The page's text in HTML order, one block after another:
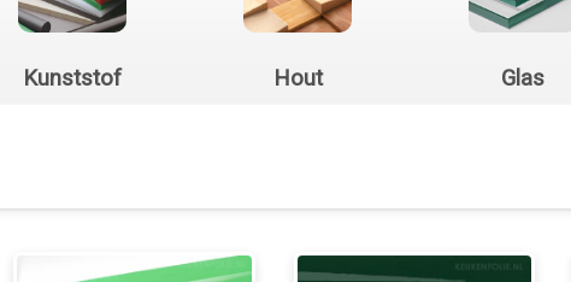
Kunststof Hout Glas